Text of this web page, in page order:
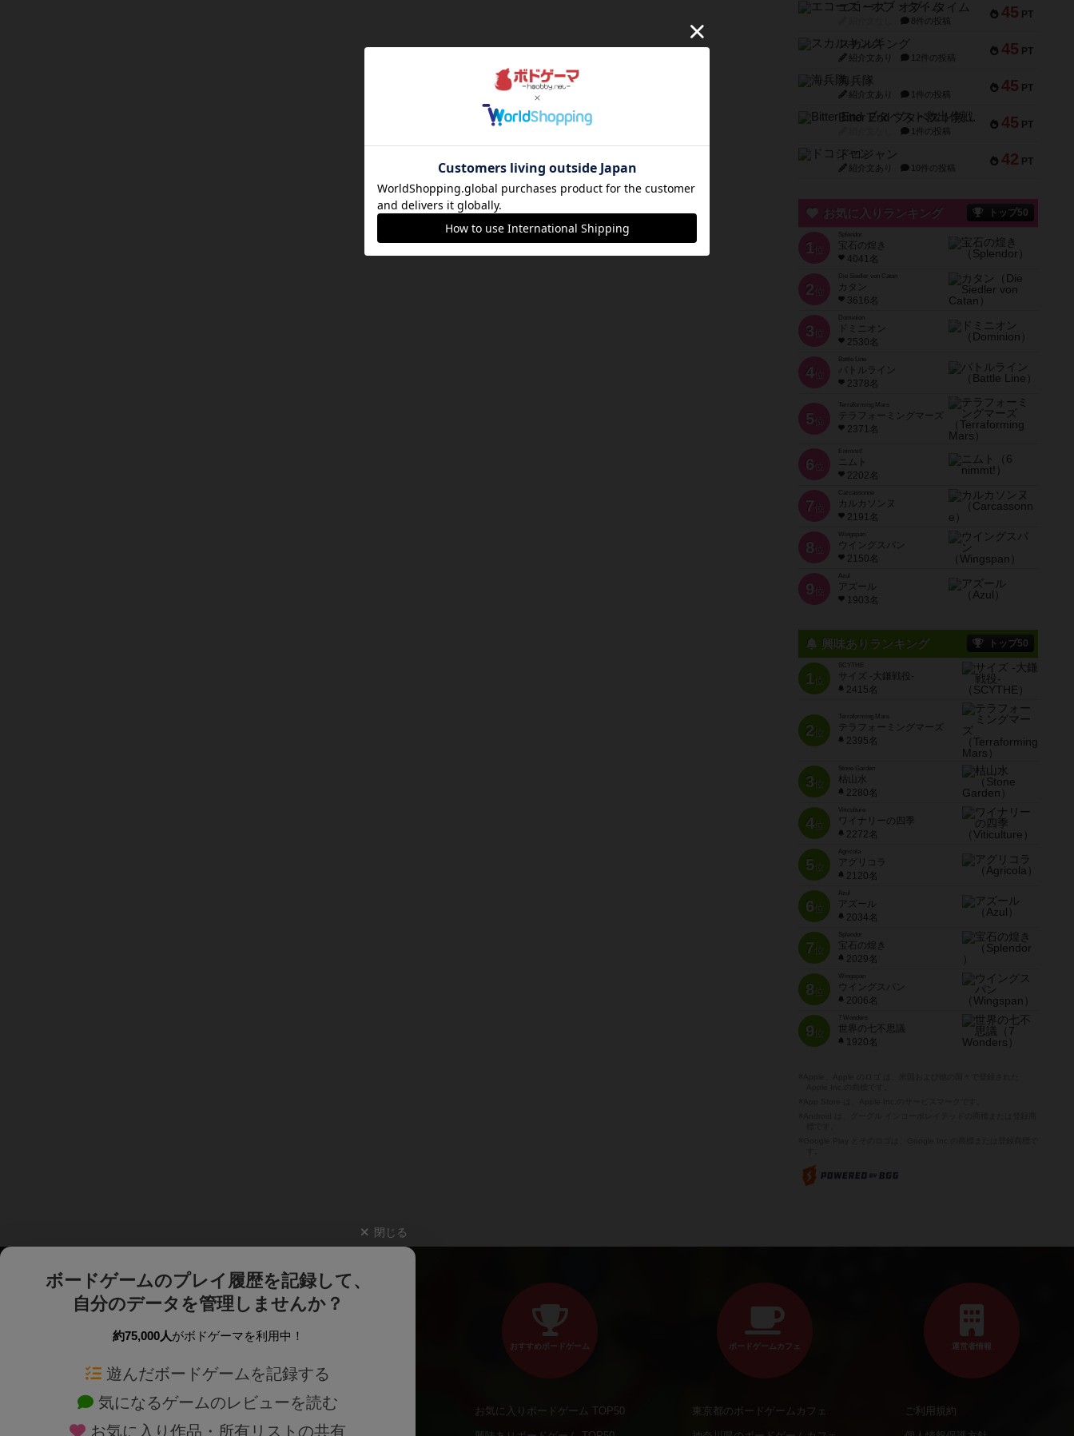
45 PT
エコーズ・オブ・タイム
8件の投稿
45 PT
スカルキング
紹介文あり 12件の投稿
45 PT
海兵隊
紹介文あり 1件の投稿
45 PT
Bitter End ブタペスト救出作戦
1件の投稿
42 PT
ドコジャン
紹介文あり 10件の投稿
お気に入りランキング トップ50
1 位
宝石の煌き
4041名
2 位
Die Siedler von Catan
カタン
3616名
3 位
ドミニオン
2530名
4位
Battle Line
バトルライン
2378名
5 位
Terraforming Mars
テラフォーミングマーズ
2371名
6 位
ニムト
2202名
7 位
Carcassonne
カルカソンヌ
2191名
8 位
Wingspan
ウイングスパン
2150名
9 位
Azul
アズール
1903名
興味ありランキング トップ50
1位
SCYTHE
サイズ -大鎌戦役-
2415名
2位
Terraforming Mars
テラフォーミングマーズ
2395名
3位
Stone Garden
枯山水
2280名
4位
Viticulture
ワイナリーの四季
2272名
5位
Agricola
アグリコラ
2120名
6位
Azul
アズール
2034名
7位
宝石の煌き
2029名
8位
Wingspan
ウイングスパン
2006名
9位
7 Wonders
世界の七不思議
1920名
閉じる
ボードゲームのプレイ履歴を記録して、
自分のデータを管理しませんか？
約75,000人がボドゲーマを利用中！
遊んだボードゲームを記録する
気になるゲームのレビューを読む
お気に入り作品・所有リストの共有
ボードゲームを検索する 新作・再入荷情報
おすすめボードゲーム
お気に入りボードゲーム TOP50
ボードゲームカフェ
東京都のボードゲームカフェ
運営者情報
ご利用規約